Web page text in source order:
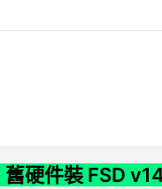
硬件裝 FSD